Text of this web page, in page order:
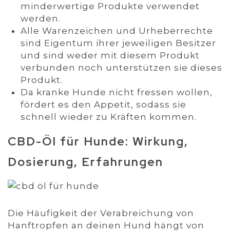
minderwertige Produkte verwendet
werden.
Alle Warenzeichen und Urheberrechte
sind Eigentum ihrer jeweiligen Besitzer
und sind weder mit diesem Produkt
verbunden noch unterstützen sie dieses
Produkt.
Da kranke Hunde nicht fressen wollen,
fördert es den Appetit, sodass sie
schnell wieder zu Kräften kommen.
CBD-Öl für Hunde: Wirkung,
Dosierung, Erfahrungen
Die Häufigkeit der Verabreichung von
Hanftropfen an deinen Hund hängt von